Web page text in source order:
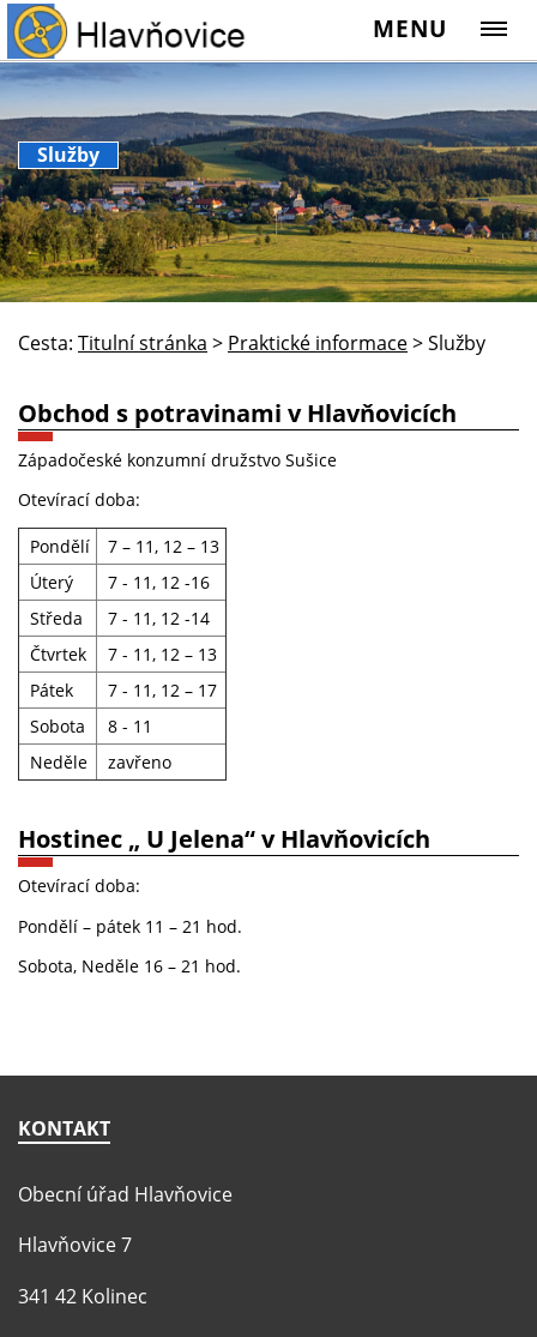
MENU
Služby
Cesta: Titulní stránka > Praktické informace>Služby
Obchod s potravinami v Hlavňovicích
Západočeské konzumní družstvo Sušice
Otevírací doba:
Pondělí
7 – 11, 12 – 13
Úterý
7 - 11, 12 -16
Středa
7 - 11, 12 -14
Čtvrtek
7 - 11, 12 – 13
Pátek
7 - 11, 12 – 17
Sobota
8 - 11
Neděle
zavřeno
Hostinec „ U Jelena“ v Hlavňovicích
Otevírací doba:
Pondělí – pátek 11 – 21 hod.
Sobota, Neděle 16 – 21 hod.
KONTAKT
Obecní úřad Hlavňovice
Hlavňovice 7
341 42 Kolinec